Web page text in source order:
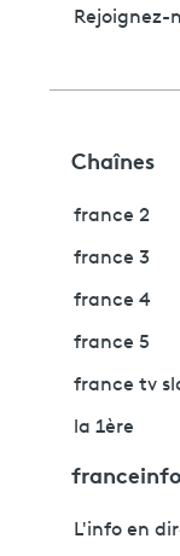
Rejoignez-
Chaînes
france 2
france 3
france 4
france 5
france tv
la 1ère
franceinfo
L'info en